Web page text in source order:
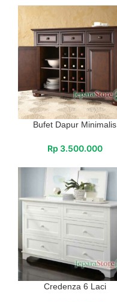
Bufet Dapur Minimalis
Rp 3.500.000
Credenza 6 Laci